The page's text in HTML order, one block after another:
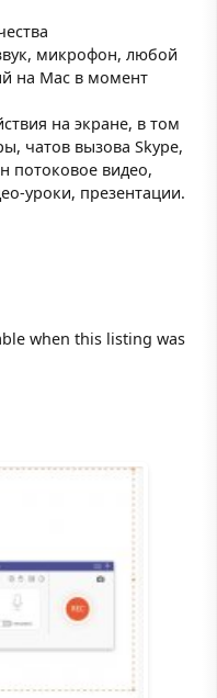
микрофон, любой
на Mac в момент
на экране, в том
чатов вызова Skype,
потоковое видео,
уроки, презентации.
when this listing was